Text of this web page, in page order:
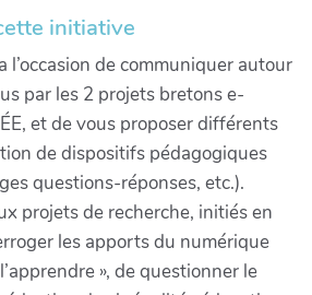
initiative
l’occasion de communiquer autour
par les 2 projets bretons e-
et de vous proposer différents
de dispositifs pédagogiques
questions-réponses, etc.).
projets de recherche, initiés en
les apports du numérique
», de questionner le